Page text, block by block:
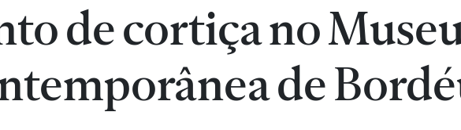
de cortiça no
de